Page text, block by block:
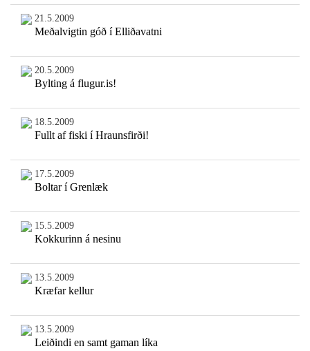
21.5.2009
Meðalvigtin góð í Elliðavatni
20.5.2009
Bylting á flugur.is!
18.5.2009
Fullt af fiski í Hraunsfirði!
17.5.2009
Boltar í Grenlæk
15.5.2009
Kokkurinn á nesinu
13.5.2009
Kræfar kellur
13.5.2009
Leiðindi en samt gaman líka